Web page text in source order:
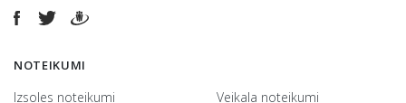
NOTEIKUMI
Izsoles noteikumi Veikala noteikumi